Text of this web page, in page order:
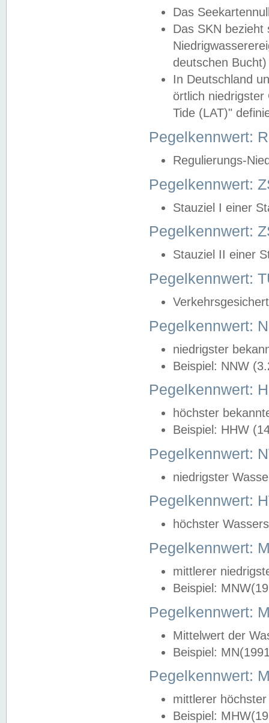
Das
Das SKN
deutschen
In Deutschland
örtlich
Tide (LAT)"
Pegelkennwert:
Regulierungs-
Pegelkennwert:
Stauziel I einer
Pegelkennwert:
Stauziel II einer
Pegelkennwert:
Pegelkennwert:
niedrigster
Beispiel: NNW
Pegelkennwert:
höchster
Beispiel: HHW
Pegelkennwert:
niedrigster
Pegelkennwert:
höchster
Pegelkennwert:
mittlerer
Beispiel:
Pegelkennwert:
Mittelwert der
Beispiel:
Pegelkennwert:
mittlerer
Beispiel: